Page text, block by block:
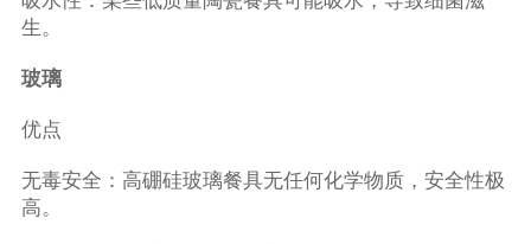
生。
玻璃
优点
无毒安全：高硼硅玻璃餐具无任何化学物质，安全性极
高。